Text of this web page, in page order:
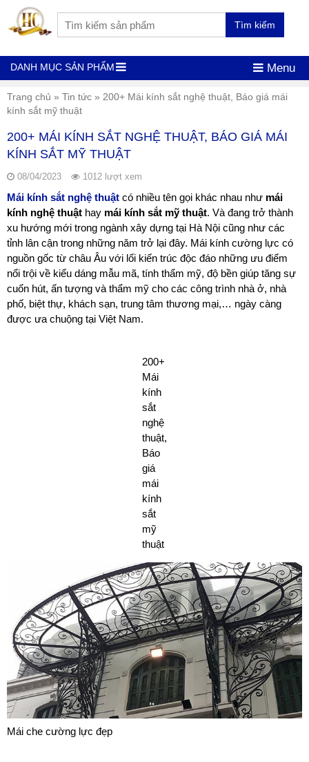
Tìm kiếm
DANH MỤC SẢN PHẨM Menu
Trang chủ » Tin tức » 200+ Mái kính sắt nghệ thuật, Báo giá mái
kính sắt mỹ thuật
200+ MÁI KÍNH SẮT NGHỆ THUẬT, BÁO GIÁ MÁI
KÍNH SẮT MỸ THUẬT
08/04/2023 1012 lượt xem
Mái kính sắt nghệ thuật có nhiều tên gọi khác nhau như mái
kính nghệ thuật hay mái kính sắt mỹ thuật. Và đang trở thành
xu hướng mới trong ngành xây dựng tại Hà Nội cũng như các
tỉnh lân cận trong những năm trở lại đây. Mái kính cường lực có
nguồn gốc từ châu Âu với lối kiến trúc độc đáo những ưu điểm
nổi trội về kiểu dáng mẫu mã, tính thẩm mỹ, độ bền giúp tăng sự
cuốn hút, ấn tượng và thẩm mỹ cho các công trình nhà ở, nhà
phố, biệt thự, khách sạn, trung tâm thương mại,… ngày càng
được ưa chuộng tại Việt Nam.
200+
Mái
kính
sắt
nghệ
thuật,
Báo
giá
mái
kính
sắt
mỹ
thuật
Mái che cường lực đẹp